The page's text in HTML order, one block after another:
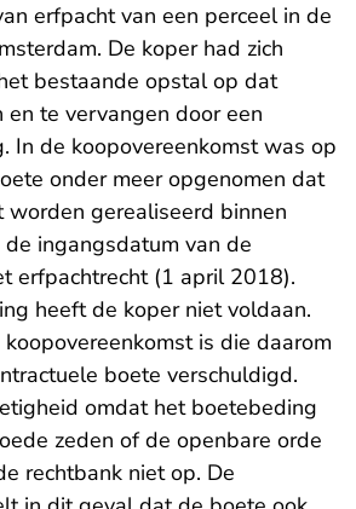
erfpacht van een perceel in de
De koper had zich
bestaande opstal op dat
en te vervangen door een
In de koopovereenkomst was op
onder meer opgenomen dat
gerealiseerd binnen
ingangsdatum van de
erfpachtrecht (1 april 2018).
heeft de koper niet voldaan.
is die daarom
boete verschuldigd.
omdat het boetebeding
zeden of de openbare orde
rechtbank niet op. De